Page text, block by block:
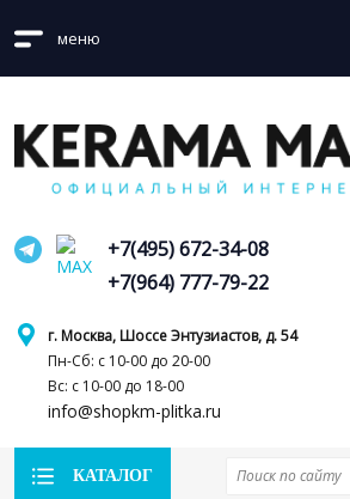
меню
г. Москва, Шоссе Энтузиастов, д. 54
Пн-Сб: с 10-00 до 20-00
Вс: с 10-00 до 18-00
info@shopkm-plitka.ru
+7(495) 672-34-08
+7(964) 777-79-22
КАТАЛОГ